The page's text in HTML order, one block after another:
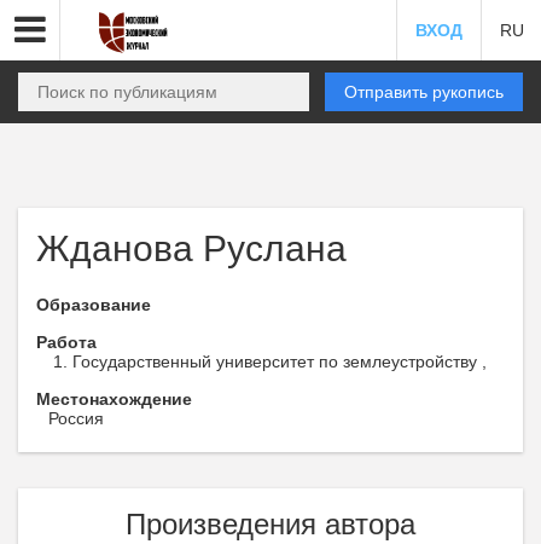
ВХОД RU
Отправить рукопись
Жданова Руслана
Образование
Работа
Государственный университет по землеустройству ,
Местонахождение
Россия
Произведения автора